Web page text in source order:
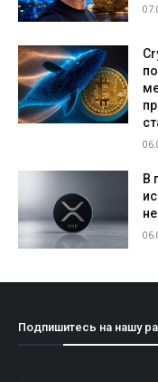
В
Подпишитесь на нашу